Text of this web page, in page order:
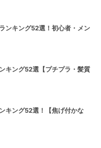
ンキング52選！初心者・メン
キング52選【プチプラ・髪質
キング52選！【焦げ付かな